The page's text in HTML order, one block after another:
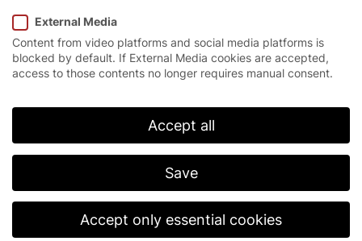
为设备管理人员提供高品质
首页/用户/设备经理
高效工业门和全面服务。
External Media
Content from video platforms and social media platforms is
blocked by default. If External Media cookies are accepted,
access to those contents no longer requires manual consent.
Accept all
Save
Accept only essential cookies